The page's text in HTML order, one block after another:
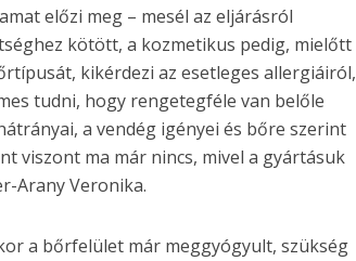
előzi meg – mesél az eljárásról
kötött, a kozmetikus pedig, mielőtt
kikérdezi az esetleges allergiáiról,
tudni, hogy rengetegféle van belőle
a vendég igényei és bőre szerint
viszont ma már nincs, mivel a gyártásuk
Arany Veronika.
a bőrfelület már meggyógyult, szükség